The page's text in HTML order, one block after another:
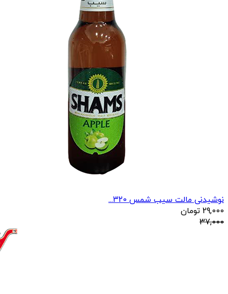
نوشیدنی مالت سیب شمس 320...
29,000 تومان
37,000